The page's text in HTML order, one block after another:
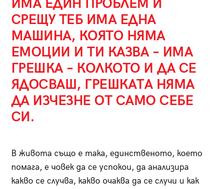
ИМА ЕДИН ПРОБЛЕМ И
СРЕЩУ ТЕБ ИМА ЕДНА
МАШИНА, КОЯТО НЯМА
ЕМОЦИИ И ТИ КАЗВА – ИМА
ГРЕШКА – КОЛКОТО И ДА СЕ
ЯДОСВАШ, ГРЕШКАТА НЯМА
ДА ИЗЧЕЗНЕ ОТ САМО СЕБЕ
СИ.
В живота също е така, единственото, което
помага, е човек да се успокои, да анализира
какво се случва, какво очаква да се случи и как